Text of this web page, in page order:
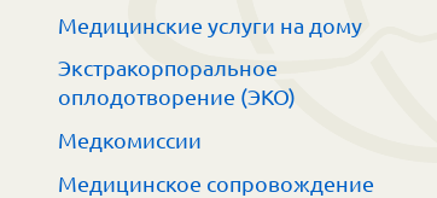
Медицинские услуги на дому
Экстракорпоральное
оплодотворение (ЭКО)
Медкомиссии
Медицинское сопровождение